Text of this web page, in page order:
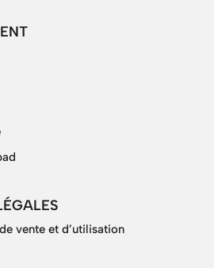
vente et d’utilisation